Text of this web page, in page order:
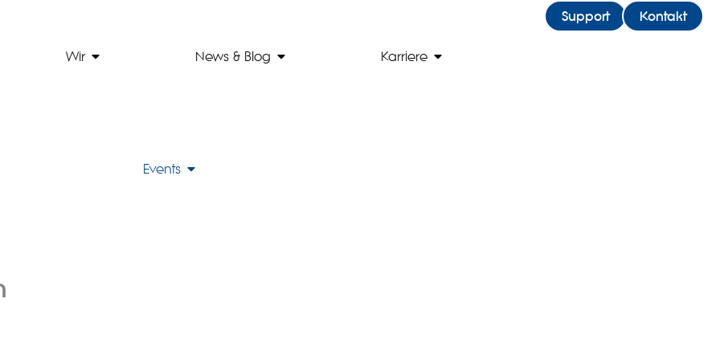
Wir Open Wir News & Blog Open News & BlogKarriere Open Karriere
Events Open Events
Support Kontakt